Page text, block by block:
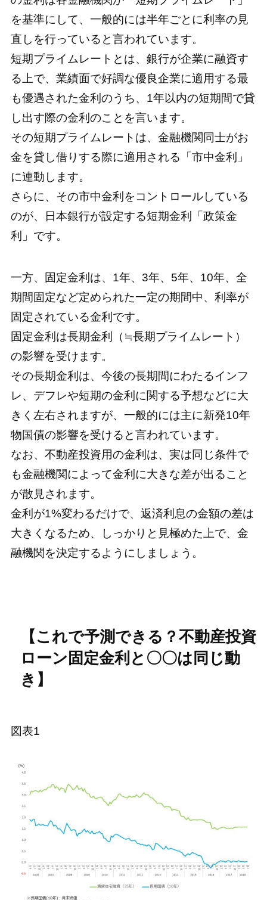
を基準にして、一般的には半年ごとに利率の見
直しを行っていると言われています。
短期プライムレートとは、銀行が企業に融資す
る上で、業績面で好調な優良企業に適用する最
も優遇された金利のうち、1年以内の短期間で貸
し出す際の金利のことを言います。
その短期プライムレートは、金融機関同士がお
金を貸し借りする際に適用される「市中金利」
に連動します。
さらに、その市中金利をコントロールしている
のが、日本銀行が設定する短期金利「政策金
利」です。
一方、固定金利は、1年、3年、5年、10年、全
期間固定など定められた一定の期間中、利率が
固定されている金利です。
固定金利は長期金利（≒長期プライムレート）
の影響を受けます。
その長期金利は、今後の長期間にわたるインフ
レ、デフレや短期の金利に関する予想などに大
きく左右されますが、一般的には主に新発10年
物国債の影響を受けると言われています。
なお、不動産投資用の金利は、実は同じ条件で
も金融機関によって金利に大きな差が出ること
が散見されます。
金利が1%変わるだけで、返済利息の金額の差は
大きくなるため、しっかりと見極めた上で、金
融機関を決定するようにしましょう。
【これで予測できる？不動産投資
ローン固定金利と〇〇は同じ動
き】
図表1